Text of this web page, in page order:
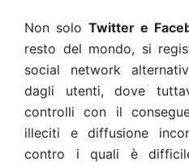
Non solo Twitter e
resto del mondo, si
social network
dagli utenti, dove
controlli con il
illeciti e diffusione
contro i quali è